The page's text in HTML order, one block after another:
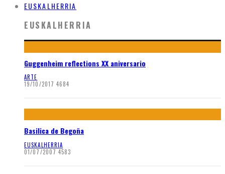
EUSKALHERRIA
EUSKALHERRIA
Guggenheim reflections XX aniversario
ARTE
19/10/2017 4684
Basilica de Begoña
EUSKALHERRIA
01/07/2007 4583